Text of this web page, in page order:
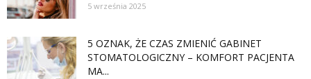
5 września 2025
5 OZNAK, ŻE CZAS ZMIENIĆ GABINET
STOMATOLOGICZNY – KOMFORT PACJENTA
MA...